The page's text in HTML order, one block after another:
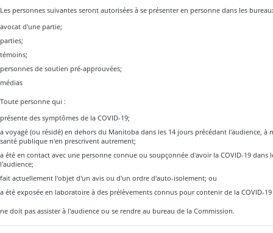
Les personnes suivantes seront autorisées à se présenter en personne dans les
avocat d'une partie;
parties;
témoins;
personnes de soutien pré-approuvées;
médias
Toute personne qui :
présente des symptômes de la COVID-19;
a voyagé (ou résidé) en dehors du Manitoba dans les 14 jours précédant l'audience, à
santé publique n'en prescrivent autrement;
a été en contact avec une personne connue ou soupçonnée d'avoir la COVID-19 dans
l'audience;
fait actuellement l'objet d'un avis ou d'un ordre d'auto-isolement; ou
a été exposée en laboratoire à des prélèvements connus pour contenir de la COVID-19
ne doit pas assister à l'audience ou se rendre au bureau de la Commission.